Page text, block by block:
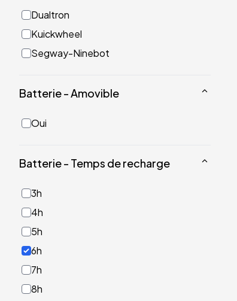
Dualtron
Kuickwheel
Segway-Ninebot
Batterie - Amovible
Oui
Batterie - Temps de recharge
3h
4h
5h
6h
7h
8h